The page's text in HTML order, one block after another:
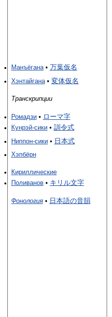
Манъёгана• 万葉仮名
Хэнтайгана• 変体仮名
Транскрипции
Ромадзи• ローマ字
Кунрэй-сики• 訓令式
Ниппон-сики• 日本式
Хэпбёрн
Кириллические
Поливанов• キリル文字
Фонология• 日本語の音韻